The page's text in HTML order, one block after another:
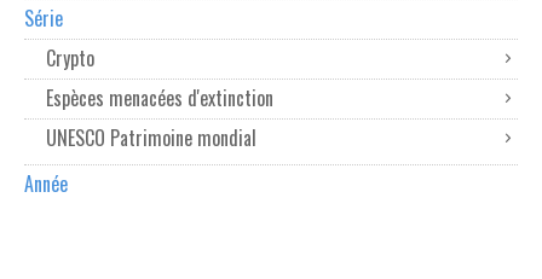
Série
Crypto
Espèces menacées d'extinction
UNESCO Patrimoine mondial
Année